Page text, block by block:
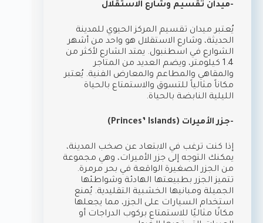
-ميدان تقسيم وشارع الاستقلال
يُعتبر ميدان تقسيم المركز الحيوي للمدينة
الحديثة، وشارع الاستقلال هو واحد من أشهر
الشوارع في اسطنبول. يمتد الشارع لأكثر من
1.4 كيلومتر، ويضم العديد من المتاجر
والمقاهي والمطاعم والمعارض الفنية. يُعتبر
مكاناً مثالياً للتسوق والاستمتاع بالحياة
الليلية النابضة بالحياة.
-جزر الأميرات (Princes’ Islands)
إذا كنت ترغب في الابتعاد عن صخب المدينة،
يمكنك التوجه إلى جزر الأميرات، وهي مجموعة
من الجزر الصغيرة الواقعة في بحر مرمرة.
تتميز الجزر بطبيعتها الهادئة وشواطئها
الجميلة ومبانيها الخشبية التقليدية. يُمنع
استخدام السيارات على الجزر، مما يجعلها
مكانًا مثاليًا للاستمتاع بركوب الدراجات أو